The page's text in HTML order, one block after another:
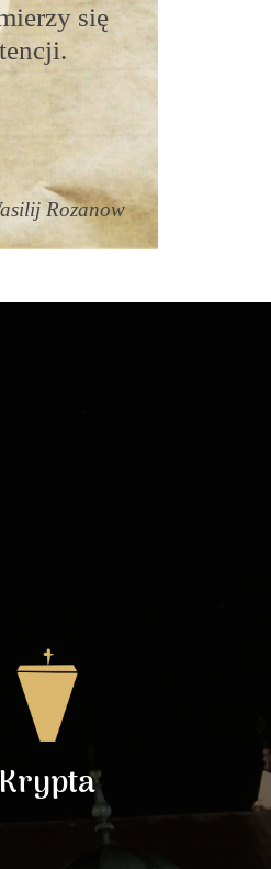
się
Rozanow
Krypta